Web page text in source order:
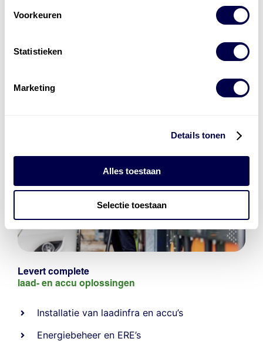
Voorkeuren
Statistieken
Marketing
Details tonen
Alles toestaan
Selectie toestaan
Levert complete
laad- en accu oplossingen
Installatie van laadinfra en accu’s
Energiebeheer en ERE’s